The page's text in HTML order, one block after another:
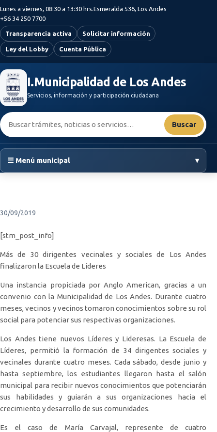
Saltar al contenido principal
Lunes a viernes, 08:30 a 13:30 hrs.Esmeralda 536, Los Andes
+56 34 250 7700
Transparencia activa Solicitar información
Ley del Lobby Cuenta Pública
I.Municipalidad de Los Andes
Servicios, información y participación ciudadana
Buscar:
Buscar
☰ Menú municipal ▾
30/09/2019
[stm_post_info]
Más de 30 dirigentes vecinales y sociales de Los Andes
finalizaron la Escuela de Líderes
Una instancia propiciada por Anglo American, gracias a un
convenio con la Municipalidad de Los Andes. Durante cuatro
meses, vecinos y vecinos tomaron conocimientos sobre su rol
social para potenciar sus respectivas organizaciones.
Los Andes tiene nuevos Líderes y Lideresas. La Escuela de
Líderes, permitió la formación de 34 dirigentes sociales y
vecinales durante cuatro meses. Cada sábado, desde junio y
hasta septiembre, los estudiantes llegaron hasta el salón
municipal para recibir nuevos conocimientos que potenciarán
sus habilidades y guiarán a sus organizaciones hacia el
crecimiento y desarrollo de sus comunidades.
Es el caso de María Carvajal, represente de cuatro